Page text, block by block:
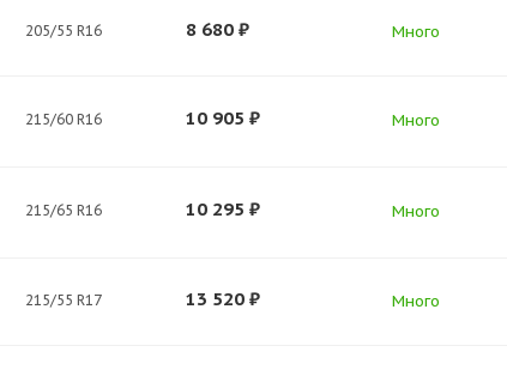
205/55 R16 8 680 ₽ Много
215/60 R16 10 905 ₽ Много
215/65 R16 10 295 ₽ Много
215/55 R17 13 520 ₽ Много